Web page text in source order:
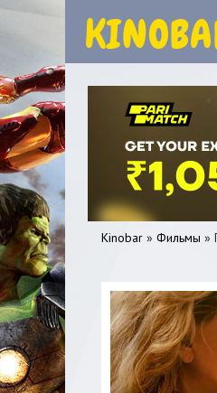
Kinobar » Фильмы »
01